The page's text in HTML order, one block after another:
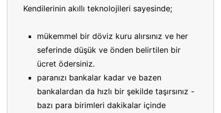
Kendilerinin akıllı teknolojileri sayesinde;
mükemmel bir döviz kuru alırsınız ve her
seferinde düşük ve önden belirtilen bir
ücret ödersiniz.
paranızı bankalar kadar ve bazen
bankalardan da hızlı bir şekilde taşırsınız -
bazı para birimleri dakikalar içinde